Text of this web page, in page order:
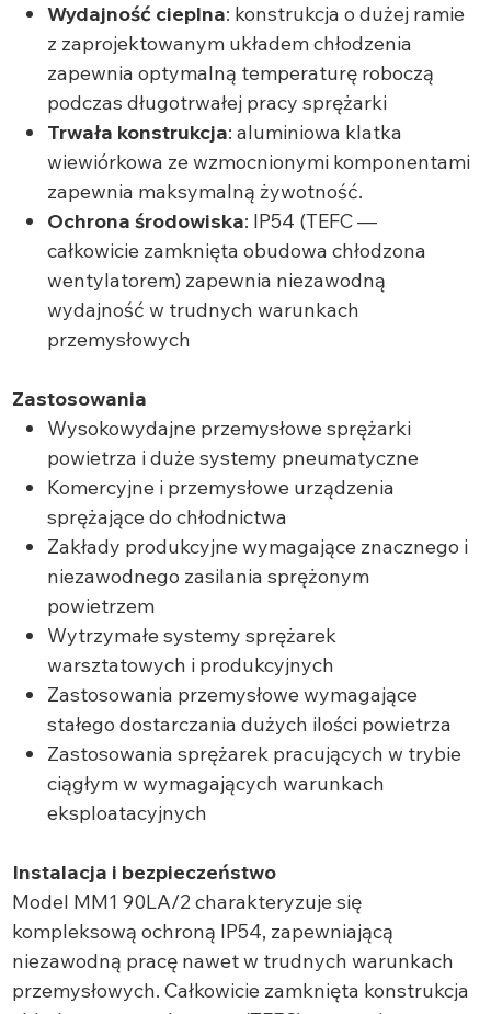
Wydajność cieplna: konstrukcja o dużej ramie
z zaprojektowanym układem chłodzenia
zapewnia optymalną temperaturę roboczą
podczas długotrwałej pracy sprężarki
Trwała konstrukcja: aluminiowa klatka
wiewiórkowa ze wzmocnionymi komponentami
zapewnia maksymalną żywotność.
Ochrona środowiska: IP54 (TEFC —
całkowicie zamknięta obudowa chłodzona
wentylatorem) zapewnia niezawodną
wydajność w trudnych warunkach
przemysłowych
Zastosowania
Wysokowydajne przemysłowe sprężarki
powietrza i duże systemy pneumatyczne
Komercyjne i przemysłowe urządzenia
sprężające do chłodnictwa
Zakłady produkcyjne wymagające znacznego i
niezawodnego zasilania sprężonym
powietrzem
Wytrzymałe systemy sprężarek
warsztatowych i produkcyjnych
Zastosowania przemysłowe wymagające
stałego dostarczania dużych ilości powietrza
Zastosowania sprężarek pracujących w trybie
ciągłym w wymagających warunkach
eksploatacyjnych
Instalacja i bezpieczeństwo
Model MM1 90LA/2 charakteryzuje się
kompleksową ochroną IP54, zapewniającą
niezawodną pracę nawet w trudnych warunkach
przemysłowych. Całkowicie zamknięta konstrukcja